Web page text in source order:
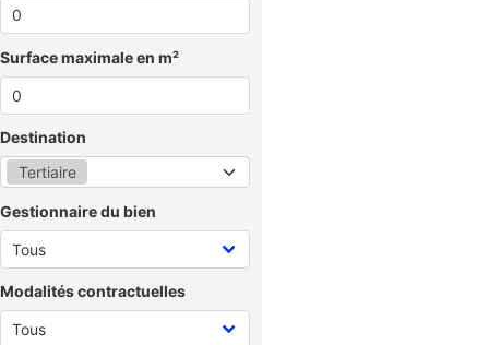
Surface maximale en m²
Destination
Tertiaire
Gestionnaire du bien
Modalités contractuelles